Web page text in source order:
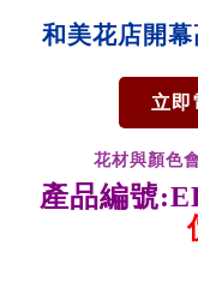
和美花店開
立即
花材與顏色
產品編號